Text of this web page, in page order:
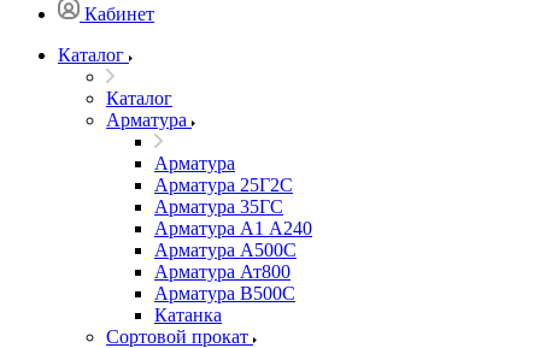
Кабинет
Каталог
Каталог
Арматура
Арматура
Арматура 25Г2С
Арматура 35ГС
Арматура А1 А240
Арматура А500С
Арматура Ат800
Арматура В500С
Катанка
Сортовой прокат